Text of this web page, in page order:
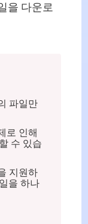
을 다운로
파일만
로 인해
수 있습
지원하
을 하나